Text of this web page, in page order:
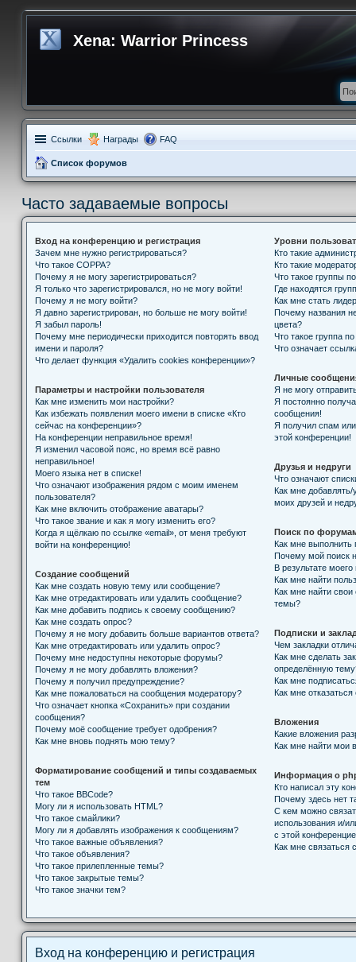
Xena: Warrior Princess
Ссылки Награды FAQ
Список форумов
Часто задаваемые вопросы
Вход на конференцию и регистрация
Зачем мне нужно регистрироваться?
Что такое COPPA?
Почему я не могу зарегистрироваться?
Я только что зарегистрировался, но не могу войти!
Почему я не могу войти?
Я давно зарегистрирован, но больше не могу войти!
Я забыл пароль!
Почему мне периодически приходится повторять ввод
имени и пароля?
Что делает функция «Удалить cookies конференции»?
Параметры и настройки пользователя
Как мне изменить мои настройки?
Как избежать появления моего имени в списке «Кто
сейчас на конференции»?
На конференции неправильное время!
Я изменил часовой пояс, но время всё равно
неправильное!
Моего языка нет в списке!
Что означают изображения рядом с моим именем
пользователя?
Как мне включить отображение аватары?
Что такое звание и как я могу изменить его?
Когда я щёлкаю по ссылке «email», от меня требуют
войти на конференцию!
Создание сообщений
Как мне создать новую тему или сообщение?
Как мне отредактировать или удалить сообщение?
Как мне добавить подпись к своему сообщению?
Как мне создать опрос?
Почему я не могу добавить больше вариантов ответа?
Как мне отредактировать или удалить опрос?
Почему мне недоступны некоторые форумы?
Почему я не могу добавлять вложения?
Почему я получил предупреждение?
Как мне пожаловаться на сообщения модератору?
Что означает кнопка «Сохранить» при создании
сообщения?
Почему моё сообщение требует одобрения?
Как мне вновь поднять мою тему?
Форматирование сообщений и типы создаваемых
тем
Что такое BBCode?
Могу ли я использовать HTML?
Что такое смайлики?
Могу ли я добавлять изображения к сообщениям?
Что такое важные объявления?
Что такое объявления?
Что такое прилепленные темы?
Что такое закрытые темы?
Что такое значки тем?
Уровни
Кто такие
Кто такие
Что такое группы
Где находятся
Как мне стать
Почему названия
цвета?
Что такое группа
Что означает
Личные
Я не могу
Я постоянно
сообщения!
Я получил спам или
этой конференции!
Друзья и недруги
Что означают
Как мне добавлять/
моих друзей и
Поиск по
Как мне
Почему мой поиск
В результате
Как мне найти
Как мне найти
темы?
Подписки и
Чем закладки
Как мне сделать
определённую
Как мне
Как мне отказаться
Вложения
Какие вложения
Как мне найти мои
Информация о
Кто написал эту
Почему здесь нет
С кем можно
использования и/
с этой
Как мне связаться
Вход на конференцию и регистрация